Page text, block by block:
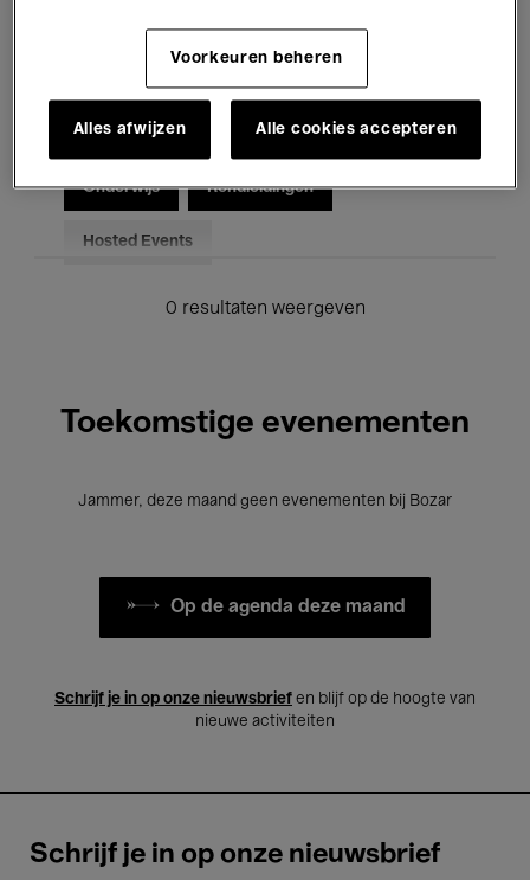
Voor iedereen Kids’ Palace
Onderwijs Rondleidingen
Hosted Events
0 resultaten weergeven
Toekomstige evenementen
Jammer, deze maand geen evenementen bij Bozar
Op de agenda deze maand
Schrijf je in op onze nieuwsbrief en blijf op de hoogte van
nieuwe activiteiten
Schrijf je in op onze nieuwsbrief
Voorkeuren beheren
Alles afwijzen Alle cookies accepteren